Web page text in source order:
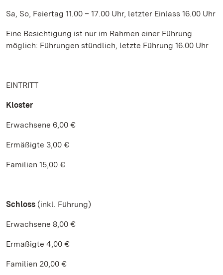
Sa, So, Feiertag 11.00 – 17.00 Uhr, letzter Einlass 16.00 Uhr
Eine Besichtigung ist nur im Rahmen einer Führung
möglich: Führungen stündlich, letzte Führung 16.00 Uhr
EINTRITT
Kloster
Erwachsene 6,00 €
Ermäßigte 3,00 €
Familien 15,00 €
Schloss (inkl. Führung)
Erwachsene 8,00 €
Ermäßigte 4,00 €
Familien 20,00 €